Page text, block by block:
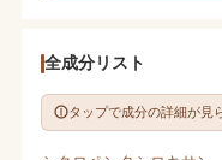
全成分リスト
タップで成分の詳細が見